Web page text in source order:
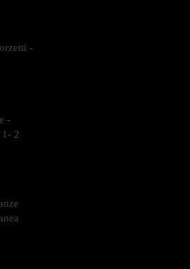
-
-
2